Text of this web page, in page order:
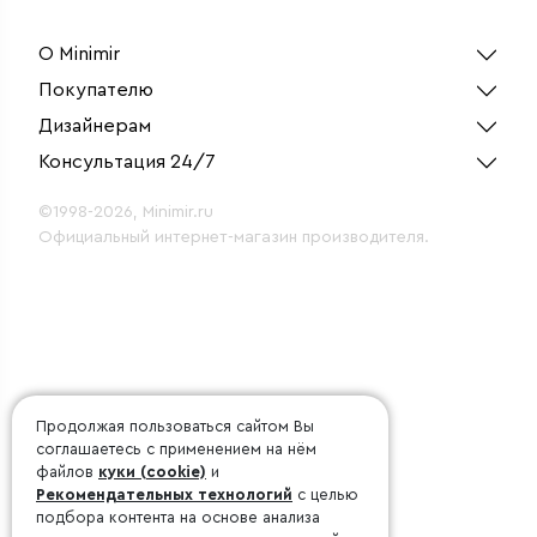
О Minimir
Покупателю
Дизайнерам
Консультация 24/7
©1998-2026, Minimir.ru
Официальный интернет-магазин производителя.
Продолжая пользоваться сайтом Вы
соглашаетесь с применением на нём
файлов куки (cookie) и
Рекомендательных технологий с целью
подбора контента на основе анализа